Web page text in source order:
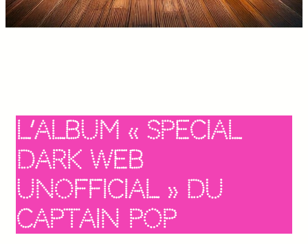
L’album « Special
Dark Web
Unofficial » du
Captain Pop